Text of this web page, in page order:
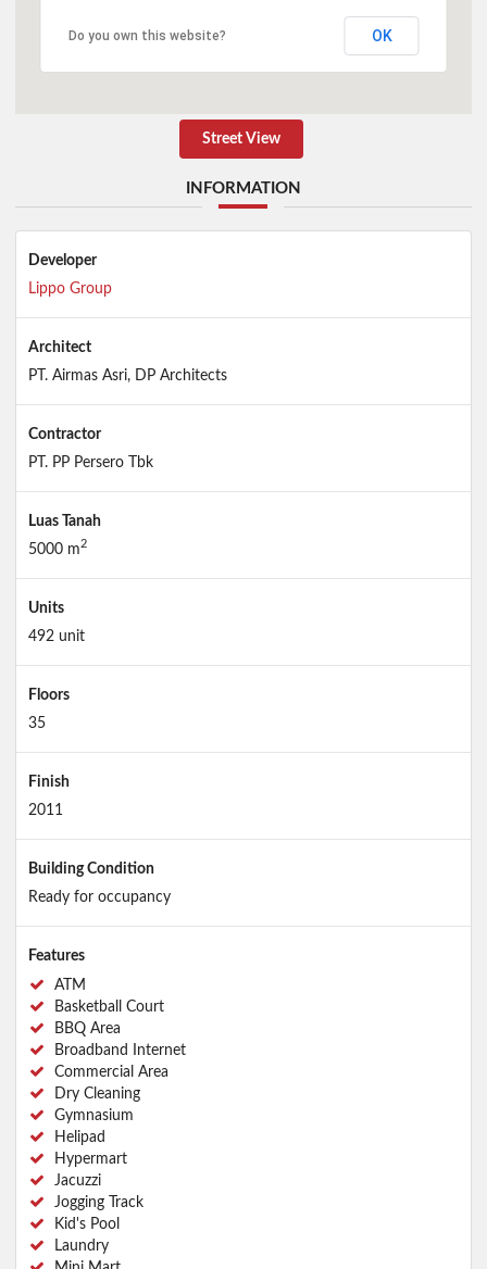
Do you own this website? OK
Street View
INFORMATION
Developer
Lippo Group
Architect
PT. Airmas Asri, DP Architects
Contractor
PT. PP Persero Tbk
Luas Tanah
5000 m2
Units
492 unit
Floors
35
Finish
2011
Building Condition
Ready for occupancy
Features
ATM
Basketball Court
BBQ Area
Broadband Internet
Commercial Area
Dry Cleaning
Gymnasium
Helipad
Hypermart
Jacuzzi
Jogging Track
Kid's Pool
Laundry